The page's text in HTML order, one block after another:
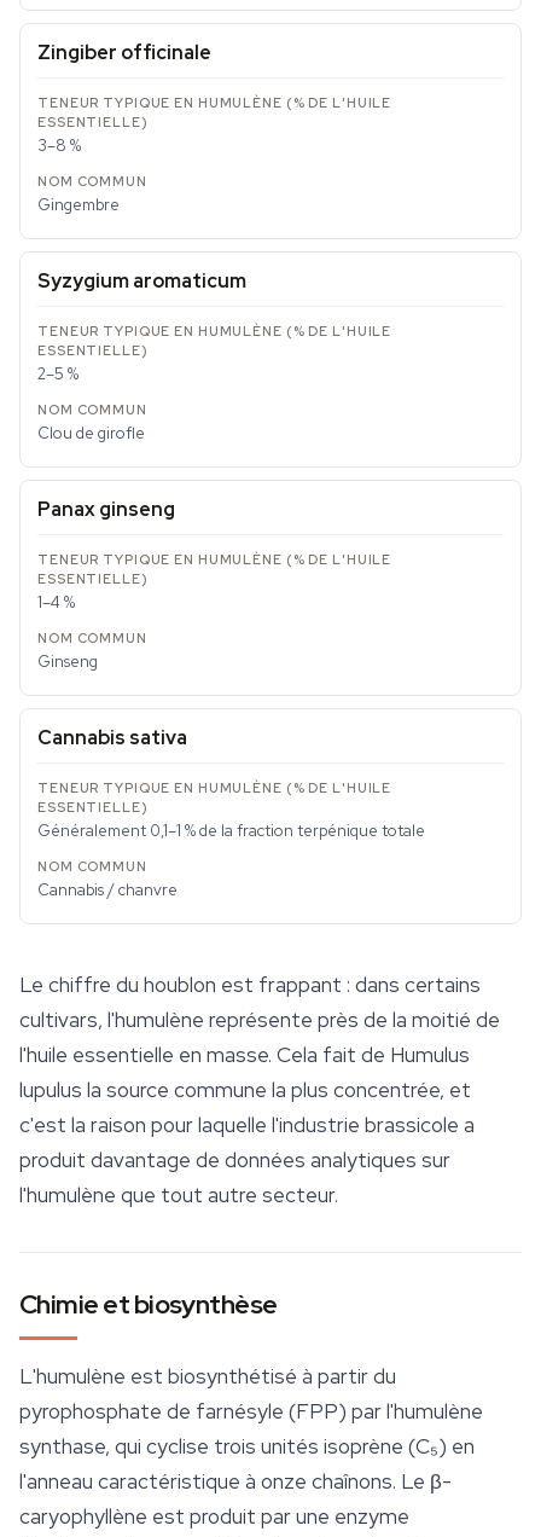
Zingiber officinale
3–8 %
Gingembre
Syzygium aromaticum
2–5 %
Clou de girofle
Panax ginseng
1–4 %
Ginseng
Cannabis sativa
Généralement 0,1–1 % de la fraction terpénique totale
Cannabis / chanvre
Le chiffre du houblon est frappant : dans certains
cultivars, l'humulène représente près de la moitié de
l'huile essentielle en masse. Cela fait de Humulus
lupulus la source commune la plus concentrée, et
c'est la raison pour laquelle l'industrie brassicole a
produit davantage de données analytiques sur
l'humulène que tout autre secteur.
Chimie et biosynthèse
L'humulène est biosynthétisé à partir du
pyrophosphate de farnésyle (FPP) par l'humulène
synthase, qui cyclise trois unités isoprène (C₅) en
l'anneau caractéristique à onze chaînons. Le β-
caryophyllène est produit par une enzyme